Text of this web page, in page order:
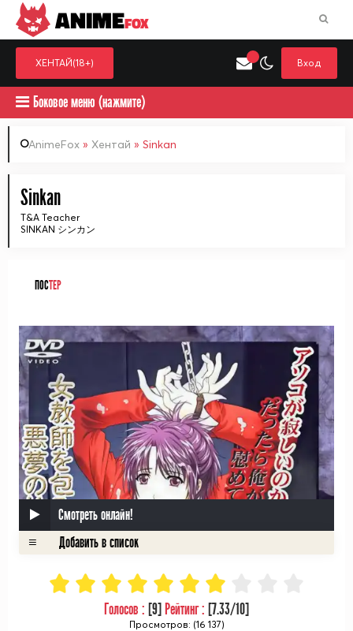
ANIMEFOX
ХЕНТАЙ(18+) Вход
Боковое меню (нажмите)
AnimeFox » Хентай » Sinkan
Sinkan
T&A Teacher
SINKAN シンカン
ПОСТЕР
Смотреть онлайн!
Голосов : [9] Рейтинг : [7.33/10]
Просмотров: (16 137)